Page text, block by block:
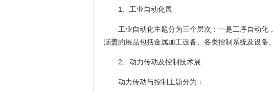
1、工业自动化展
工业自动化主题分为三个层次：一是工序自动化
涵盖的展品包括金属加工设备、各类控制系统及设备
2、动力传动及控制技术展
动力传动与控制主题分为：